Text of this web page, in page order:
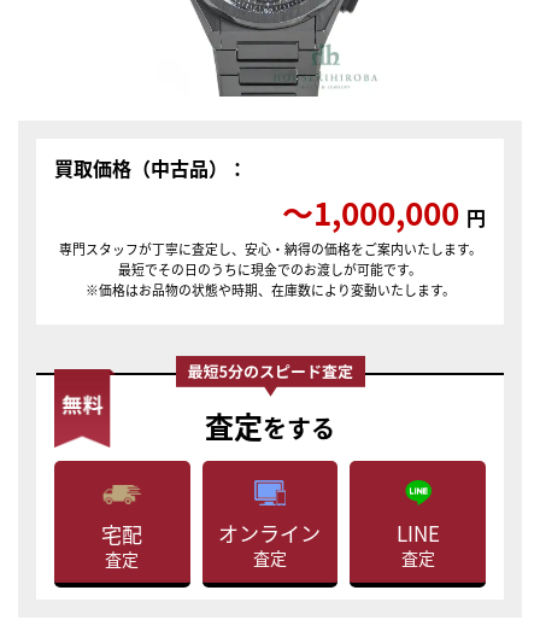
買取価格（中古品）：
〜1,000,000 円
専門スタッフが丁寧に査定し、安心・納得の価格をご案内いたします。
最短でその日のうちに現金でのお渡しが可能です。
※価格はお品物の状態や時期、在庫数により変動いたします。
査定をする
宅配
査定
オンライン
査定
LINE
査定